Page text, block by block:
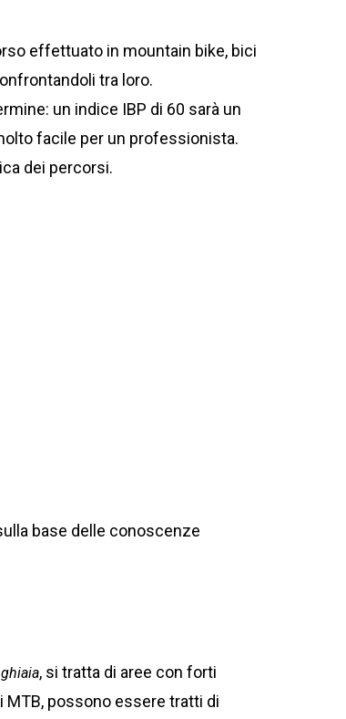
effettuato in mountain bike, bici
tra loro.
un indice IBP di 60 sarà un
facile per un professionista.
dei percorsi.
base delle conoscenze
, si tratta di aree con forti
possono essere tratti di